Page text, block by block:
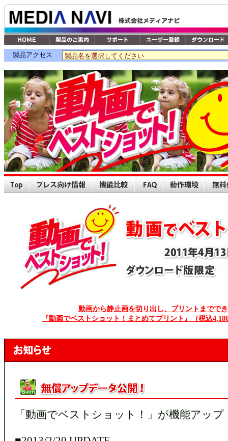
製品アクセス
動画から静止画を切り出し、プリントまでで
『動画でベストショット！まとめてプリント』（税込
「動画でベストショット！」が機能アップ